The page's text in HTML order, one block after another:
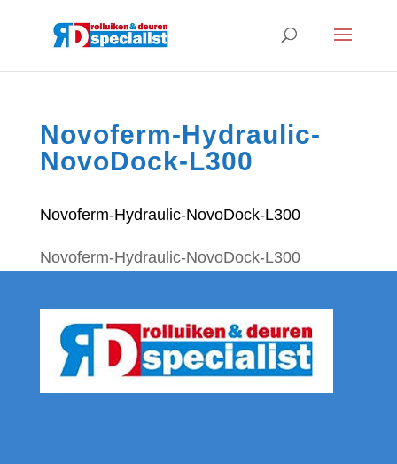
Novoferm-Hydraulic-
NovoDock-L300
Novoferm-Hydraulic-NovoDock-L300
Novoferm-Hydraulic-NovoDock-L300